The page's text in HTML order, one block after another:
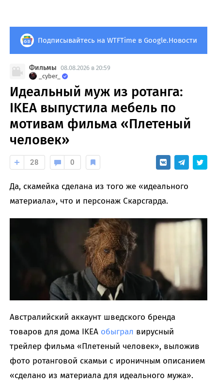
Подписывайтесь на WTFTime в Google.Новости
Фильмы 08.08.2026 в 20:59
_cyber_
Идеальный муж из ротанга:
IKEA выпустила мебель по
мотивам фильма «Плетеный
человек»
28 0
Да, скамейка сделана из того же «идеального
материала», что и персонаж Скарсгарда.
Австралийский аккаунт шведского бренда
товаров для дома IKEA обыграл вирусный
трейлер фильма «Плетеный человек», выложив
фото ротанговой скамьи с ироничным описанием
«сделано из материала для идеального мужа».